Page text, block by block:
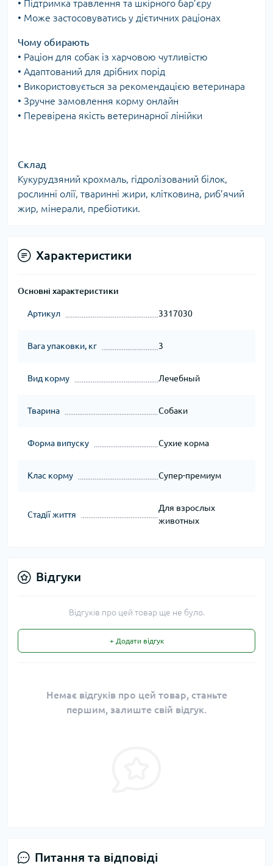
• Підтримка травлення та шкірного бар’єру
• Може застосовуватись у дієтичних раціонах
Чому обирають
• Раціон для собак із харчовою чутливістю
• Адаптований для дрібних порід
• Використовується за рекомендацією ветеринара
• Зручне замовлення корму онлайн
• Перевірена якість ветеринарної лінійки
Склад
Кукурудзяний крохмаль, гідролізований білок,
рослинні олії, тваринні жири, клітковина, риб’ячий
жир, мінерали, пребіотики.
Характеристики
Основні характеристики
Артикул 3317030
Вага упаковки, кг 3
Вид корму Лечебный
Тварина Собаки
Форма випуску Сухие корма
Клас корму Супер-премиум
Стадії життя
Для взрослых
животных
Відгуки
Відгуків про цей товар ще не було.
+ Додати відгук
Немає відгуків про цей товар, станьте
першим, залиште свій відгук.
Питання та відповіді